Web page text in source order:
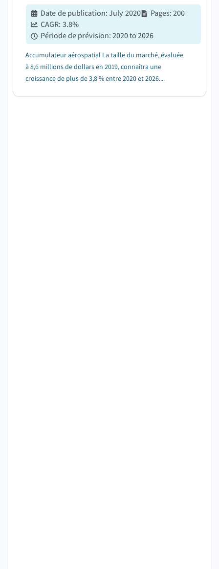
Date de publication:July 2020 Pages:200
CAGR: 3.8%
Période de prévision:2020 to 2026
Accumulateur aérospatial La taille du marché, évaluée
à 8,6 millions de dollars en 2019, connaîtra une
croissance de plus de 3,8 % entre 2020 et 2026....